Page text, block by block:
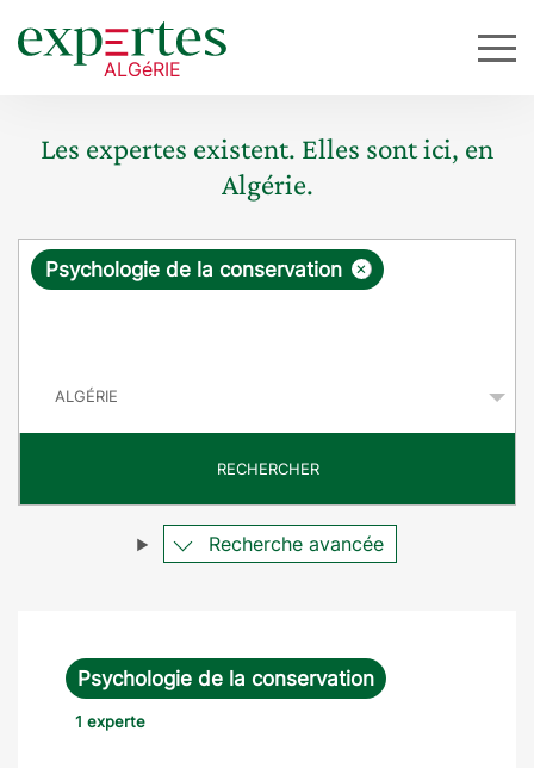
Les expertes existent. Elles sont ici, en
Algérie.
R
ê
e
×
Psychologie de la conservation
RECHERCHER
Recherche avancée
Psychologie de la conservation
1 experte